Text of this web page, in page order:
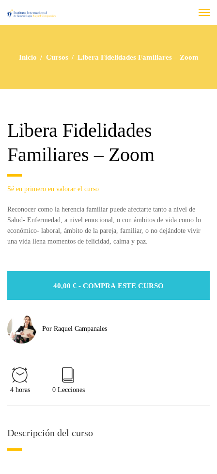
Inicio Cursos Libera Fidelidades Familiares – Zoom
Libera Fidelidades
Familiares – Zoom
Sé en primero en valorar el curso
Reconocer como la herencia familiar puede afectarte tanto a nivel de
Salud- Enfermedad, a nivel emocional, o con ámbitos de vida como lo
económico- laboral, ámbito de la pareja, familiar, o no dejándote vivir
una vida llena momentos de felicidad, calma y paz.
40,00 € - COMPRA ESTE CURSO
Por Raquel Campanales
4 horas 0 Lecciones
Descripción del curso